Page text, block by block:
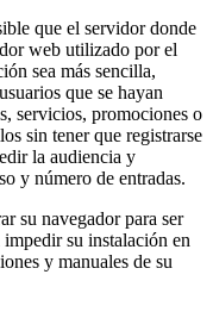
que el servidor donde
web utilizado por el
sea más sencilla,
que se hayan
servicios, promociones o
sin tener que registrarse
la audiencia y
y número de entradas.
su navegador para ser
su instalación en
y manuales de su